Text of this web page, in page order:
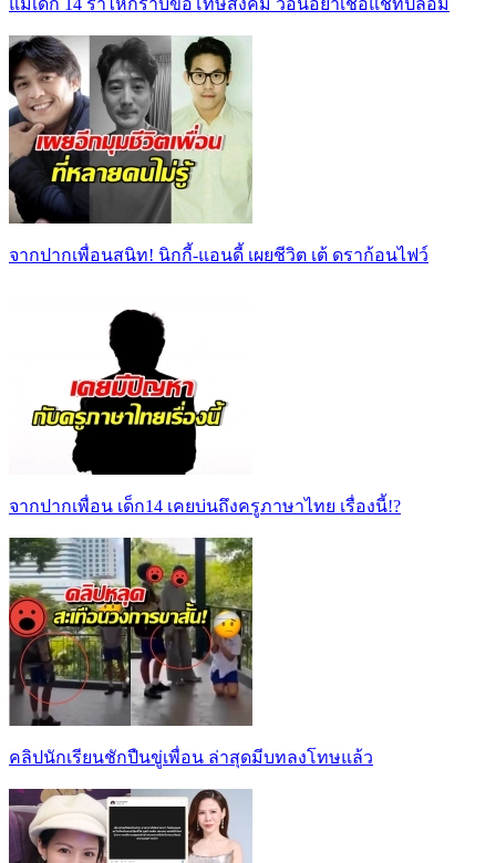
แม่เด็ก 14 ร่ำไห้กราบขอโทษสังคม วอนอย่าเชื่อแชทปลอม
จากปากเพื่อนสนิท! นิกกี้-แอนดี้ เผยชีวิต เต้ ดราก้อนไฟว์
จากปากเพื่อน เด็ก14 เคยบ่นถึงครูภาษาไทย เรื่องนี้!?
คลิปนักเรียนชักปืนขู่เพื่อน ล่าสุดมีบทลงโทษแล้ว